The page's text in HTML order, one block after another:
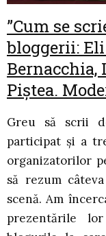
”Cum se
bloggerii:
Bernacchia,
Piștea.
Greu să scrii
participat și a
organizatorilor
să rezum
scenă. Am
prezentările